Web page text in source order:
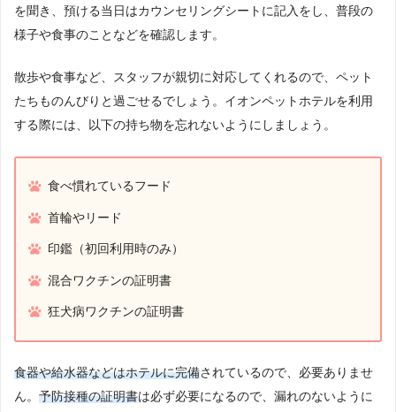
を聞き、預ける当日はカウンセリングシートに記入をし、普段の
様子や食事のことなどを確認します。
散歩や食事など、スタッフが親切に対応してくれるので、ペット
たちものんびりと過ごせるでしょう。イオンペットホテルを利用
する際には、以下の持ち物を忘れないようにしましょう。
食べ慣れているフード
首輪やリード
印鑑（初回利用時のみ）
混合ワクチンの証明書
狂犬病ワクチンの証明書
食器や給水器などはホテルに完備されているので、必要ありませ
ん。 予防接種の証明書は必ず必要になるので、漏れのないように